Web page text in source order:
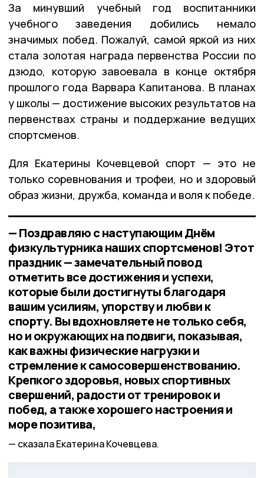
За минувший учебный год воспитанники
учебного заведения добились немало
значимых побед. Пожалуй, самой яркой из них
стала золотая награда первенства России по
дзюдо, которую завоевала в конце октября
прошлого года Варвара Капитанова. В планах
у школы — достижение высоких результатов на
первенствах страны и поддержание ведущих
спортсменов.
Для Екатерины Кочевцевой спорт — это не
только соревнования и трофеи, но и здоровый
образ жизни, дружба, команда и воля к победе.
— Поздравляю с наступающим Днём
физкультурника наших спортсменов! Этот
праздник — замечательный повод
отметить все достижения и успехи,
которые были достигнуты благодаря
вашим усилиям, упорству и любви к
спорту. Вы вдохновляете не только себя,
но и окружающих на подвиги, показывая,
как важны физические нагрузки и
стремление к самосовершенствованию.
Крепкого здоровья, новых спортивных
свершений, радости от тренировок и
побед, а также хорошего настроения и
море позитива,
сказала Екатерина Кочевцева.